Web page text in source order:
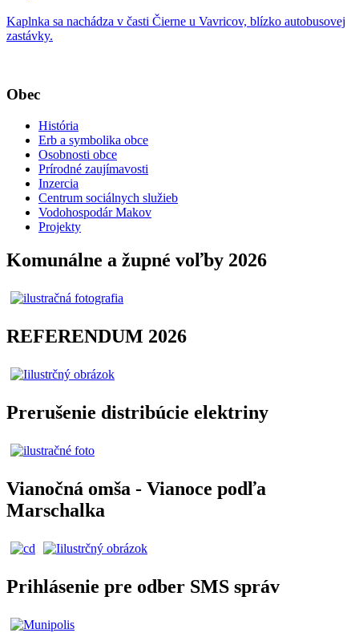
Kaplnka sa nachádza v časti Čierne u Vavricov, blízko autobusovej
zastávky.
Obec
História
Erb a symbolika obce
Osobnosti obce
Prírodné zaujímavosti
Inzercia
Centrum sociálnych služieb
Vodohospodár Makov
Projekty
Komunálne a župné voľby 2026
REFERENDUM 2026
Prerušenie distribúcie elektriny
Vianočná omša - Vianoce podľa
Marschalka
Prihlásenie pre odber SMS správ